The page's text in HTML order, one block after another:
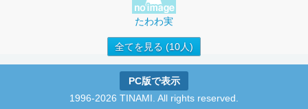
たわわ実
全てを見る (10人)
PC版で表示
1996-2026 TINAMI. All rights reserved.